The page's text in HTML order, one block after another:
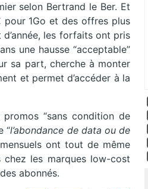
selon Bertrand le Ber. Et
1Go et des offres plus
les forfaits ont pris
une hausse “acceptable”
sa part, cherche à monter
et permet d’accéder à la
“sans condition de
“l’abondance de data ou de
ont tout de même
chez les marques low-cost
abonnés.